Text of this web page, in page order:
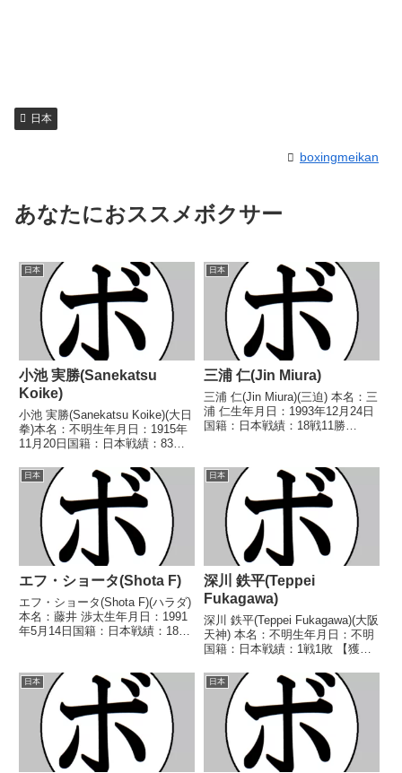
日本
boxingmeikan
あなたにおススメボクサー
日本
小池 実勝(Sanekatsu
Koike)
小池 実勝(Sanekatsu Koike)(大日
拳)本名：不明生年月日：1915年
11月20日国籍：日本戦績：83戦
【獲得タイトル】第10代(戦前)日
本フェザー級王座【戦歴】
1932/07/17 ○...
日本
三浦 仁(Jin Miura)
三浦 仁(Jin Miura)(三迫) 本名：三
浦 仁生年月日：1993年12月24日
国籍：日本戦績：18戦11勝
ー級優勝2016年度B級トーナメン
トスーパーバンタム級優勝...
日本
エフ・ショータ(Shota F)
エフ・ショータ(Shota F)(ハラダ)
本名：藤井 渉太生年月日：1991
年5月14日国籍：日本戦績：18戦
0-2(37-40、38-39、38-38) 佐藤
逸...
日本
深川 鉄平(Teppei
Fukagawa)
深川 鉄平(Teppei Fukagawa)(大阪
天神) 本名：不明生年月日：不明
国籍：日本戦績：1戦1敗 【獲得
2023/07/16 ●4R判定 0-3(36-
40、35-40、36-40) スーパー・
サトシ君(大...
日本 日本